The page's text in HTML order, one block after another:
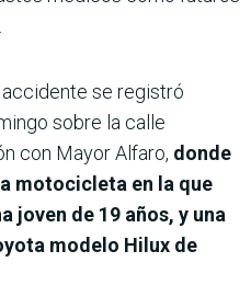
se registró
sobre la calle
con Mayor Alfaro, donde
motocicleta en la que
joven de 19 años, y una
modelo Hilux de